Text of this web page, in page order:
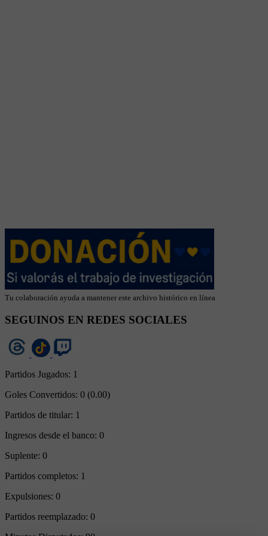
Tu colaboración ayuda a mantener este archivo histórico en línea
SEGUINOS EN REDES SOCIALES
Partidos Jugados: 1
Goles Convertidos: 0 (0.00)
Partidos de titular: 1
Ingresos desde el banco: 0
Suplente: 0
Partidos completos: 1
Expulsiones: 0
Partidos reemplazado: 0